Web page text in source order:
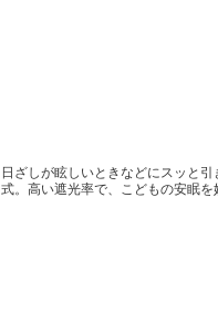
日ざしが眩しいときなどにスッと
式。高い遮光率で、こどもの安眠を